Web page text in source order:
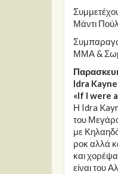
Μάντι
ΜΜΑ &
Idra Kayne
«If I were
Η Idra
του
με
ροκ αλλά
και
είναι του